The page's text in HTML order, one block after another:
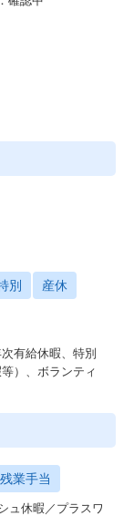
別 産休
有給休暇、特別
）、ボランティ
残業手当
ュ休暇／プラスワ